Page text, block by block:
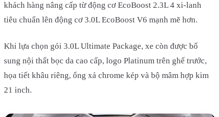
khách hàng nâng cấp từ động cơ EcoBoost 2.3L 4 xi-lanh
tiêu chuẩn lên động cơ 3.0L EcoBoost V6 mạnh mẽ hơn.
Khi lựa chọn gói 3.0L Ultimate Package, xe còn được bổ
sung nội thất bọc da cao cấp, logo Platinum trên ghế trước,
họa tiết khâu riêng, ống xả chrome kép và bộ mâm hợp kim
21 inch.